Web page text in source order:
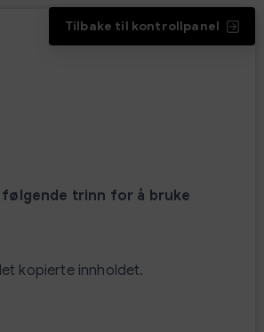
Tilbake til kontrollpanel
trinn for å bruke
kopierte innholdet.